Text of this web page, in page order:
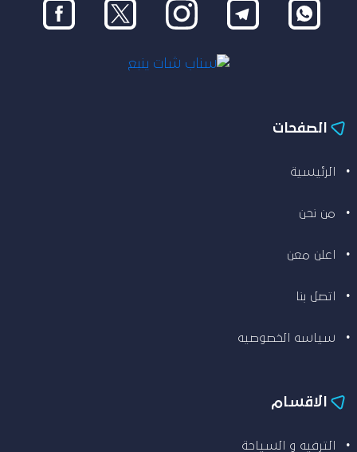
الصفحات
الرئيسية
من نحن
اعلن معن
اتصل بنا
سياسه الخصوصيه
الاقسام
الترفيه و السياحة